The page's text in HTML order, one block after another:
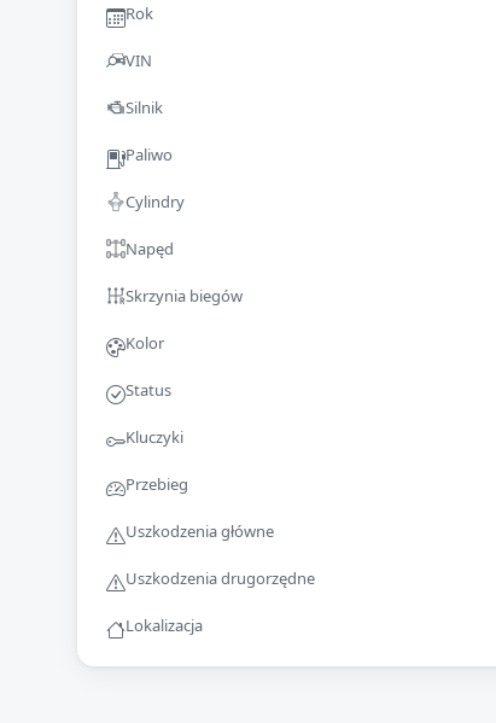
Rok
VIN
Silnik
Paliwo
Cylindry
Napęd
Skrzynia biegów
Kolor
Status
Kluczyki
Przebieg
Uszkodzenia główne
Uszkodzenia drugorzędne
Lokalizacja